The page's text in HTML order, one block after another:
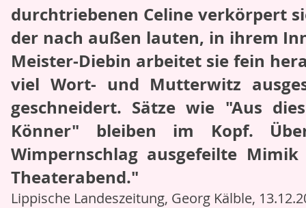
durchtriebenen Celine verkörpert
der nach außen lauten, in ihrem
Meister-Diebin arbeitet sie fein
viel Wort- und Mutterwitz
geschneidert. Sätze wie "Aus
Könner" bleiben im Kopf.
Wimpernschlag ausgefeilte
Theaterabend."
Lippische Landeszeitung, Georg Kälble,